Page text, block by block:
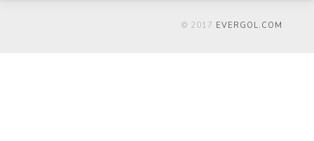
© 2017 EVERGOL.COM